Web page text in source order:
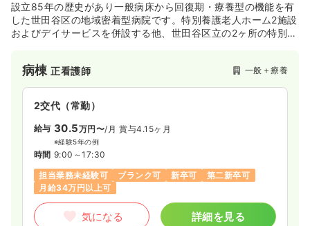
設立85年の歴史があり一般病床から回復期・療養型の機能を有
した世田谷区の地域密着型病院です。特別養護老人ホーム2施設
およびデイサービスを併設する他、世田谷区立の2ヶ所の特別養
病棟正看護師 一般＋療養
2交代（常勤）
給与 30.5万円〜/月 賞与4.15ヶ月
※経験5年の例
時間 9:00～17:30
担当業務未経験可
ブランク可 新卒可
第二新卒可
月給34万円以上可
気になる 詳細を見る